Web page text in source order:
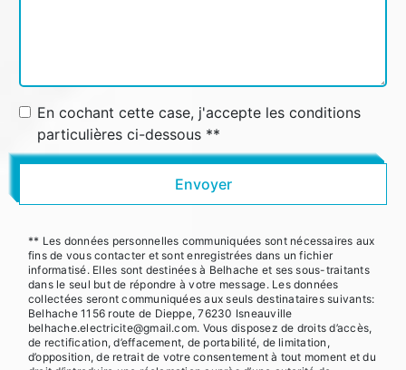
En cochant cette case, j'accepte les conditions
particulières ci-dessous **
Envoyer
** Les données personnelles communiquées sont nécessaires aux
fins de vous contacter et sont enregistrées dans un fichier
informatisé. Elles sont destinées à Belhache et ses sous-traitants
dans le seul but de répondre à votre message. Les données
collectées seront communiquées aux seuls destinataires suivants:
Belhache 1156 route de Dieppe, 76230 Isneauville
belhache.electricite@gmail.com. Vous disposez de droits d’accès,
de rectification, d’effacement, de portabilité, de limitation,
d’opposition, de retrait de votre consentement à tout moment et du